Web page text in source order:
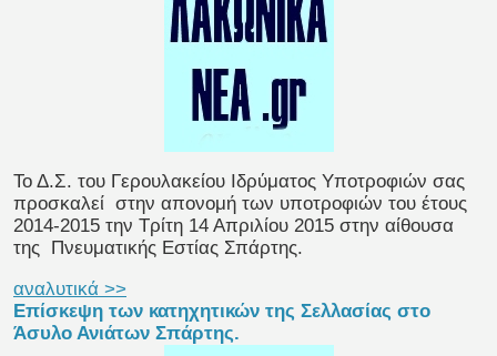
Το Δ.Σ. του Γερουλακείου Ιδρύματος Υποτροφιών σας
προσκαλεί στην απονομή των υποτροφιών του έτους
2014-2015 την Τρίτη 14 Απριλίου 2015 στην αίθουσα
της
Πνευματικής Εστίας Σπάρτης.
αναλυτικά >>
Επίσκεψη των κατηχητικών της Σελλασίας στο
Άσυλο Ανιάτων Σπάρτης.